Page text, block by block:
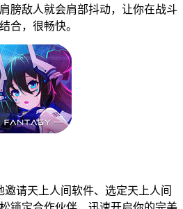
膀敌人就会肩部抖动，让你在战斗
合，很畅快。
请天上人间软件、选定天上人间